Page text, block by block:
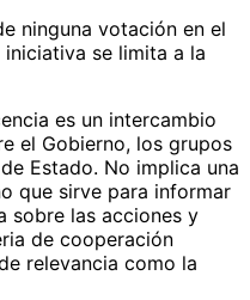
ninguna votación en el
se limita a la
es un intercambio
el Gobierno, los grupos
Estado. No implica una
que sirve para informar
sobre las acciones y
de cooperación
relevancia como la